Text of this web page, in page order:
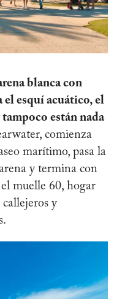
blanca con
el esquí acuático, el
están nada
comienza
marítimo, pasa la
y termina con
muelle 60, hogar
y